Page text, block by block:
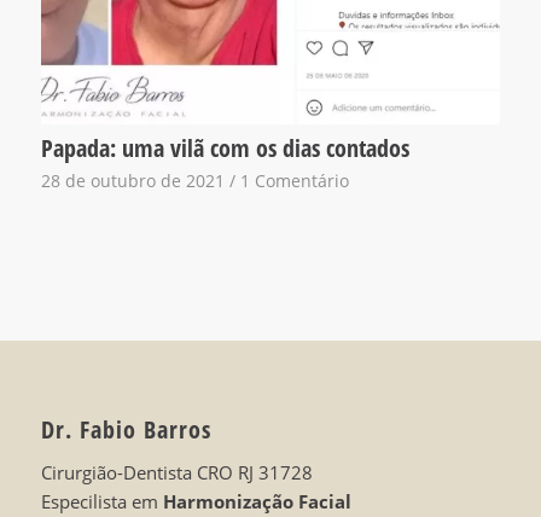
Papada: uma vilã com os dias contados
28 de outubro de 2021 / 1 Comentário
Dr. Fabio Barros
Cirurgião-Dentista CRO RJ 31728
Especilista em Harmonização Facial